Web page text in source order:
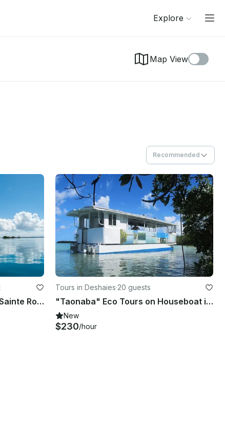
Explore
Map View
Recommended
Excursions Sea Kayaking In Sainte Rose, Guadeloupe
Tours in Deshaies·20 guests
"Taonaba" Eco Tours on Houseboat in Deshaies, Guadeloupe
New
$230/hour